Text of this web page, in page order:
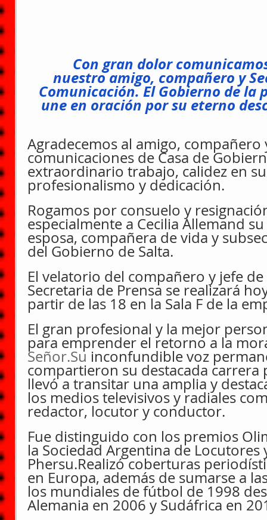
Con gran dolor
nuestro amigo, compañero y
Comunicación. El Gobierno de la
une en oración por su eterno
Agradecemos al amigo,
comunicaciones de Casa de
extraordinario trabajo, calidez en
profesionalismo y dedicación.
Rogamos por consuelo y
especialmente a Cecilia Allemand
esposa, compañera de vida y
del Gobierno de Salta.
El velatorio del compañero y jefe
Secretaria de Prensa se realizará
partir de las 18 en la Sala F de la
El gran profesional y la mejor
para emprender el retorno a la
Señor.Su inconfundible voz
compartieron su destacada
llevó a transitar una amplia y
los medios televisivos y radiales
redactor, locutor y conductor.
Fue distinguido con los premios
la Sociedad Argentina de
Phersu.Realizó coberturas
en Europa, además de sumarse a
los mundiales de fútbol de 1998
Alemania en 2006 y Sudáfrica en